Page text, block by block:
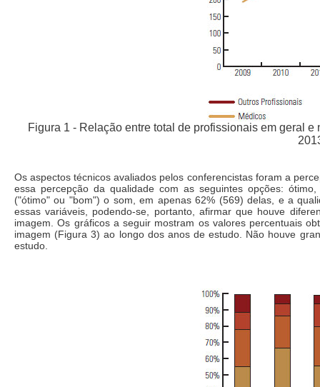
Figura 1 - Relação entre total de profissionais em geral
Os aspectos técnicos avaliados pelos conferencistas foram a
essa percepção da qualidade com as seguintes opções:
("ótimo" ou "bom") o som, em apenas 62% (569) delas, e a
essas variáveis, podendo-se, portanto, afirmar que houve
imagem. Os gráficos a seguir mostram os valores percentuais
imagem (Figura 3) ao longo dos anos de estudo. Não houve
estudo.